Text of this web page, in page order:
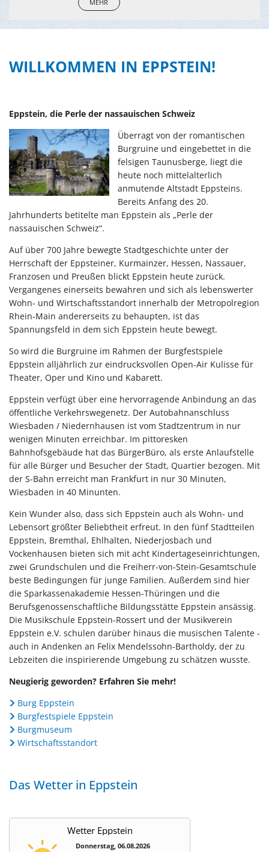
MEHR
WILLKOMMEN IN EPPSTEIN!
Eppstein, die Perle der nassauischen Schweiz
Überragt von der romantischen
Burgruine und eingebettet in die
felsigen Taunusberge, liegt die
heute noch mittelalterlich
anmutende Altstadt Eppsteins.
Bereits Anfang des 20.
Jahrhunderts betitelte man Eppstein als „Perle der
nassauischen Schweiz“.
Auf über 700 Jahre bewegte Stadtgeschichte unter der
Herrschaft der Eppsteiner, Kurmainzer, Hessen, Nassauer,
Franzosen und Preußen blickt Eppstein heute zurück.
Vergangenes einerseits bewahren und sich als lebenswerter
Wohn- und Wirtschaftsstandort innerhalb der Metropolregion
Rhein-Main andererseits zu behaupten, ist das
Spannungsfeld in dem sich Eppstein heute bewegt.
So wird die Burgruine im Rahmen der Burgfestspiele
Eppstein alljährlich zur eindrucksvollen Open-Air Kulisse für
Theater, Oper und Kino und Kabarett.
Eppstein verfügt über eine hervorragende Anbindung an das
öffentliche Verkehrswegenetz. Der Autobahnanschluss
Wiesbaden / Niedernhausen ist vom Stadtzentrum in nur
wenigen Minuten erreichbar. Im pittoresken
Bahnhofsgebäude hat das BürgerBüro, als erste Anlaufstelle
für alle Bürger und Besucher der Stadt, Quartier bezogen. Mit
der S-Bahn erreicht man Frankfurt in nur 30 Minuten,
Wiesbaden in 40 Minunten.
Kein Wunder also, dass sich Eppstein auch als Wohn- und
Lebensort größter Beliebtheit erfreut. In den fünf Stadtteilen
Eppstein, Bremthal, Ehlhalten, Niederjosbach und
Vockenhausen bieten sich mit acht Kindertageseinrichtungen,
zwei Grundschulen und die Freiherr-von-Stein-Gesamtschule
beste Bedingungen für junge Familien. Außerdem sind hier
die Sparkassenakademie Hessen-Thüringen und die
Berufsgenossenschaftliche Bildungsstätte Eppstein ansässig.
Die Musikschule Eppstein-Rossert und der Musikverein
Eppstein e.V. schulen darüber hinaus die musischen Talente -
auch in Andenken an Felix Mendelssohn-Bartholdy, der zu
Lebzeiten die inspirierende Umgebung zu schätzen wusste.
Neugierig geworden? Erfahren Sie mehr!
Burg Eppstein
Burgfestspiele Eppstein
Burgmuseum
Wirtschaftsstandort
Das Wetter in Eppstein
Wetter Eppstein
Donnerstag, 06.08.2026